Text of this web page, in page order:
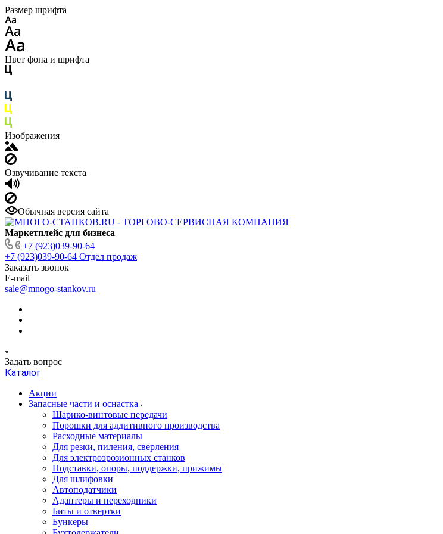
Размер шрифта
Цвет фона и шрифта
Изображения
Озвучивание текста
Обычная версия сайта
Маркетплейс для бизнеса
+7 (923)039-90-64
+7 (923)039-90-64 Отдел продаж
Заказать звонок
E-mail
sale@mnogo-stankov.ru
Задать вопрос
Каталог
Акции
Запасные части и оснастка
Шарико-винтовые передачи
Порошки для аддитивного производства
Расходные материалы
Для резки, пиления, сверления
Для электроэрозионных станков
Подставки, опоры, поддержки, прижимы
Для шлифовки
Автоподатчики
Адаптеры и переходники
Биты и отвертки
Бункеры